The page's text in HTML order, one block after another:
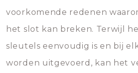
voorkomende redenen
het slot kan breken. Terwijl
sleutels eenvoudig is en bij
worden uitgevoerd, kan het